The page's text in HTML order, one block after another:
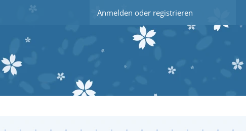
Anmelden oder registrieren